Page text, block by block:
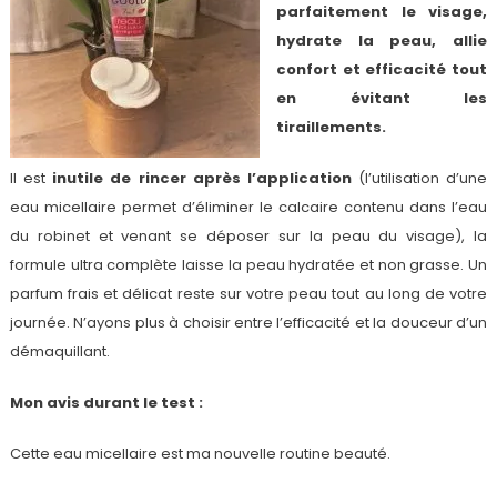
parfaitement le visage,
hydrate la peau, allie
confort et efficacité tout
en évitant les
tiraillements.
Il est inutile de rincer après l’application (l’utilisation d’une
eau micellaire permet d’éliminer le calcaire contenu dans l’eau
du robinet et venant se déposer sur la peau du visage), la
formule ultra complète laisse la peau hydratée et non grasse. Un
parfum frais et délicat reste sur votre peau tout au long de votre
journée. N’ayons plus à choisir entre l’efficacité et la douceur d’un
démaquillant.
Mon avis durant le test :
Cette eau micellaire est ma nouvelle routine beauté.